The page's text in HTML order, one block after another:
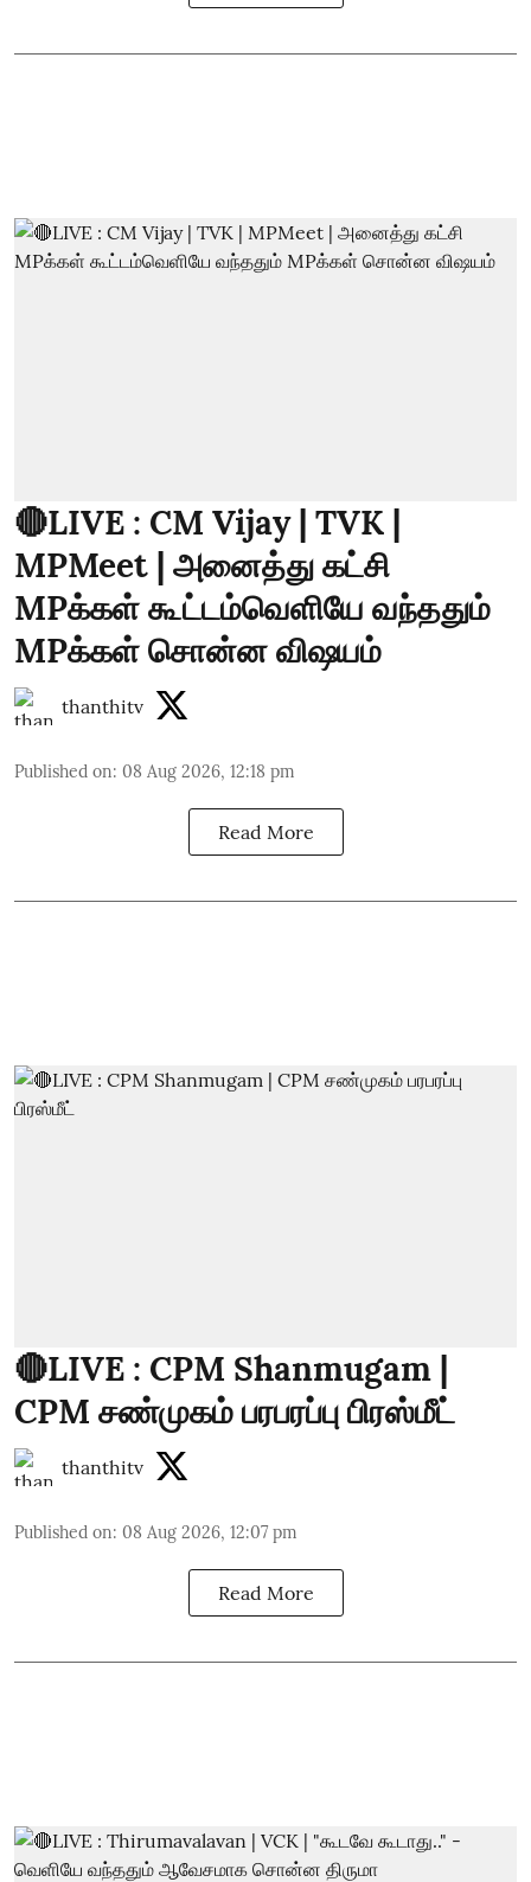
🔴LIVE : CM Vijay | TVK |
MPMeet | அனைத்து கட்சி
MPக்கள் கூட்டம்வெளியே வந்ததும்
MPக்கள் சொன்ன விஷயம்
thanthitv
Published on: 08 Aug 2026, 12:18 pm
Read More
🔴LIVE : CPM Shanmugam |
CPM சண்முகம் பரபரப்பு பிரஸ்மீட்
thanthitv
Published on: 08 Aug 2026, 12:07 pm
Read More